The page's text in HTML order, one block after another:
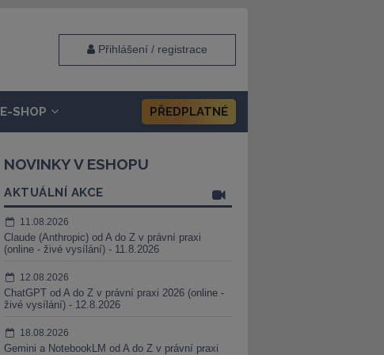
Přihlášení / registrace
E-SHOP PŘEDPLATNÉ
NOVINKY V ESHOPU
AKTUÁLNÍ AKCE
11.08.2026
Claude (Anthropic) od A do Z v právní praxi
(online - živé vysílání) - 11.8.2026
12.08.2026
ChatGPT od A do Z v právní praxi 2026 (online -
živé vysílání) - 12.8.2026
18.08.2026
Gemini a NotebookLM od A do Z v právní praxi